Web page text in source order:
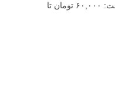
محدوده قیمت: ۶۰,۰۰۰ تومان تا